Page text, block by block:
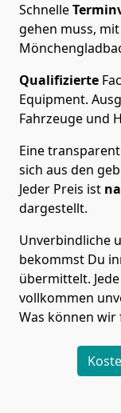
Schnelle
gehen muss,
Qualifizierte
Equipment.
Fahrzeuge und
Eine
sich aus den
Jeder Preis ist
dargestellt.
Unverbindliche
bekommst Du
übermittelt.
vollkommen
Was können wir